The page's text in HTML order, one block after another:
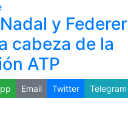
y Federer
cabeza de la
ATP
Email Twitter Telegram